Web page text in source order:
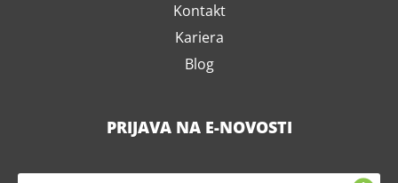
Kontakt
Kariera
Blog
PRIJAVA NA E-NOVOSTI